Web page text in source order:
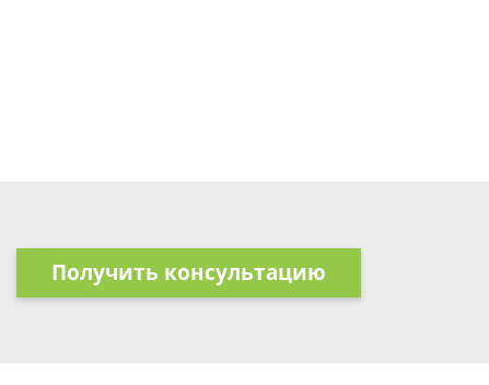
Получить консультацию